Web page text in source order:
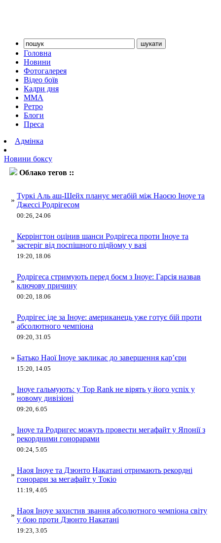
Головна
Новини
Фотогалерея
Відео боїв
Кадри дня
ММА
Ретро
Блоги
Преса
Адмінка
Новини боксу
Облако тегов ::
»
Туркі Аль аш-Шейх планує мегабій між Наоєю Іноуе та
Джессі Родрігесом
00:26, 24.06
»
Керрінгтон оцінив шанси Родрігеса проти Іноуе та
застеріг від поспішного підйому у вазі
19:20, 18.06
»
Родрігеса стримують перед боєм з Іноуе: Гарсія назвав
ключову причину
00:20, 18.06
»
Родрігес іде за Іноуе: американець уже готує бій проти
абсолютного чемпіона
09:20, 31.05
» Батько Наої Іноуе закликає до завершення кар’єри
15:20, 14.05
»
Іноуе гальмують: у Top Rank не вірять у його успіх у
новому дивізіоні
09:20, 6.05
»
Іноуе та Родригес можуть провести мегафайт у Японії з
рекордними гонорарами
00:24, 5.05
»
Наоя Іноуе та Дзюнто Накатані отримають рекордні
гонорари за мегафайт у Токіо
11:19, 4.05
»
Наоя Іноуе захистив звання абсолютного чемпіона світу
у бою проти Дзюнто Накатані
19:23, 3.05